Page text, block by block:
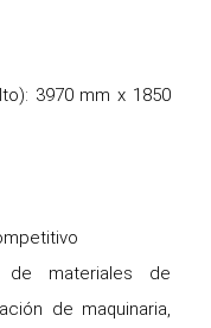
3970 mm x 1850
de materiales de
de maquinaria,